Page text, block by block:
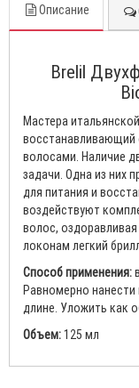
Описание
Brelil
Мастера
восстанавливающий
волосами. Наличие
задачи. Одна из них
для питания и
воздействуют
волос,
локонам легкий
Способ применения:
Равномерно нанести
длине. Уложить как
Объем:125 мл